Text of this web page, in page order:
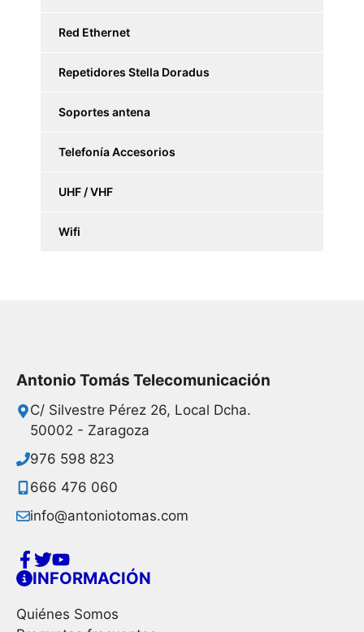
Red Ethernet
Repetidores Stella Doradus
Soportes antena
Telefonía Accesorios
UHF / VHF
Wifi
Antonio Tomás Telecomunicación
C/ Silvestre Pérez 26, Local Dcha.
50002 - Zaragoza
976 598 823
666 476 060
info@antoniotomas.com
INFORMACIÓN
Quiénes Somos